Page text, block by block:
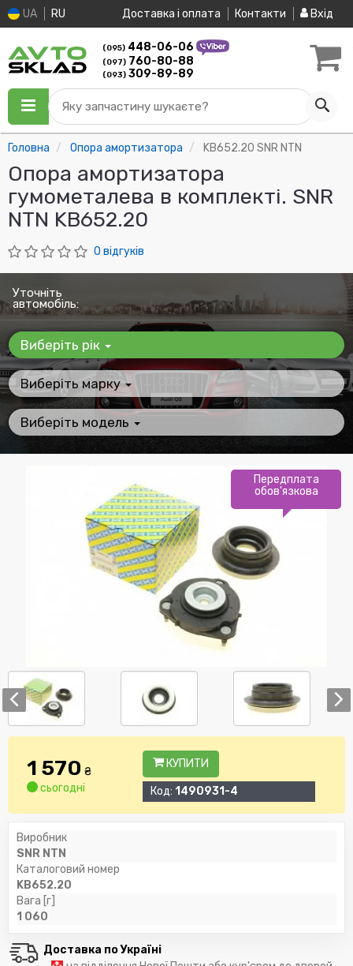
UA RU Доставка і оплата Контакти Вхід
(095) 448-06-06
(097) 760-80-88
(093) 309-89-89
Яку запчастину шукаєте?
Головна Опора амортизатора KB652.20 SNR NTN
Опора амортизатора
гумометалева в комплекті. SNR
NTN KB652.20
0 відгуків
Уточніть
автомобіль:
Виберіть рік
Виберіть марку
Виберіть модель
Передплата
обов'язкова
1 570 ₴
сьогодні
КУПИТИ
Код: 1490931-4
Виробник
SNR NTN
Каталоговий номер
KB652.20
Вага [г]
1 060
Доставка по Україні